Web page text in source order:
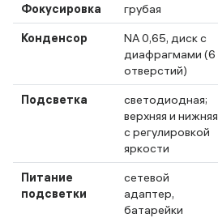
Фокусировка грубая
Конденсор
NA 0,65, диск с
диафрагмами (6
отверстий)
Подсветка
светодиодная;
верхняя и нижняя
с регулировкой
яркости
Питание
подсветки
сетевой
адаптер,
батарейки